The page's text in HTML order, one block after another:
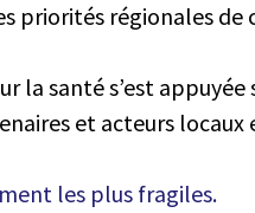
priorités régionales
la santé s’est
et acteurs locaux
les plus fragiles.